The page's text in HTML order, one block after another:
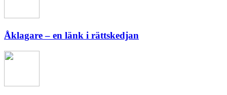
Åklagare – en länk i rättskedjan